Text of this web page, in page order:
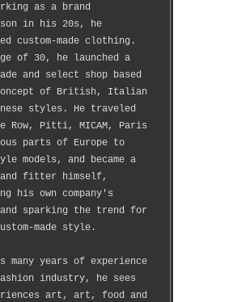
as a brand
in his 20s, he
custom-made clothing.
of 30, he launched a
and select shop based
of British, Italian
styles. He traveled
Row, Pitti, MICAM, Paris
parts of Europe to
models, and became a
and fitter himself,
his own company's
sparking the trend for
made style.
many years of experience
industry, he sees
art, art, food and